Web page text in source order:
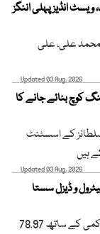
انڈیز پہلی اننگز
کی جانب سے ساجد خان نے 4، محمد علی، علی
Updated 03 Aug, 2026
کوچ بنائے جانے کا
کے اسسٹنٹ
ہیں
Updated 03 Aug, 2026
و ڈیزل سستا
امریکی خام تیل کی فی بیرل قیمت مزید کمی کے ساتھ 78.97